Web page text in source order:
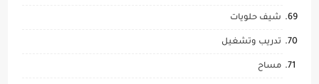
شيف حلويات
تدريب وتشغيل
مساح